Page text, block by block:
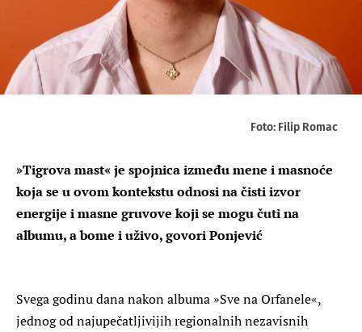
Foto: Filip Romac
»Tigrova mast« je spojnica između mene i masnoće
koja se u ovom kontekstu odnosi na čisti izvor
energije i masne gruvove koji se mogu čuti na
albumu, a bome i uživo, govori Ponjević
Svega godinu dana nakon albuma »Sve na Orfanele«,
jednog od najupečatljivijih regionalnih nezavisnih